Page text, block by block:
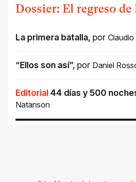
Dossier: El regreso
La primera batalla, por
“Ellos son así”, por Daniel
Editorial44 días y 500
Natanson